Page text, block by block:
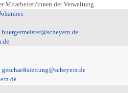
Mitarbeiter/innen der Verwaltung